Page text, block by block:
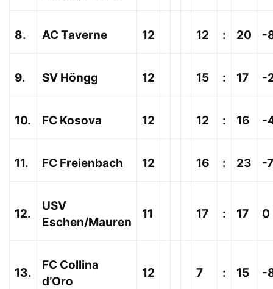
8. AC Taverne 12 12 : 20 -
9. SV Höngg 12 15 : 17 -
10. FC Kosova 12 12 : 16 -
11. FC Freienbach 12 16 : 23 -7
12.
USV
Eschen/Mauren
11 17 : 17 0
13.
FC Collina
d’Oro
12 7 : 15 -